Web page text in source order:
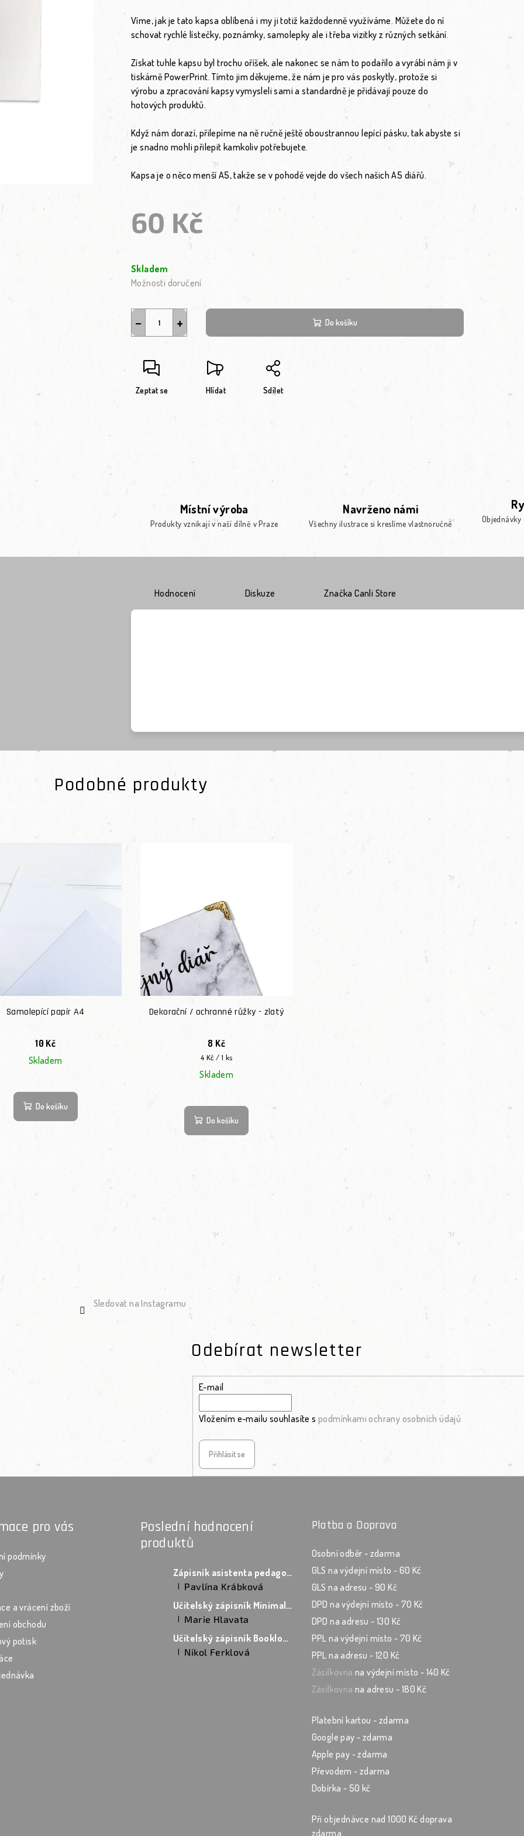
Víme, jak je tato kapsa oblíbená i my ji totiž každodenně využíváme. Můžete do ní
schovat rychlé lístečky, poznámky, samolepky ale i třeba vizitky z různých setkání.
Získat tuhle kapsu byl trochu oříšek, ale nakonec se nám to podařilo a vyrábí nám ji v
tiskárně PowerPrint. Tímto jim děkujeme, že nám je pro vás poskytly, protože si
výrobu a zpracování kapsy vymysleli sami a standardně je přidávají pouze do
hotových produktů.
Když nám dorazí, přilepíme na ně ručně ještě oboustrannou lepící pásku, tak abyste si
je snadno mohli přilepit kamkoliv potřebujete.
Kapsa je o něco menší A5, takže se v pohodě vejde do všech našich A5 diářů.
60 Kč
Skladem
Možnosti doručení
+
− Do košíku
Zeptat se Hlídat Sdílet
Místní výroba
Produkty vznikají v naší dílně v Praze
Navrženo námi
Všechny ilustrace si kreslíme vlastnoručně Objednávky
Hodnocení Diskuze Značka Canli Store
Podobné produkty
Samolepící papír A4
10 Kč
Skladem
Do košíku
Dekorační / ochranné růžky - zlatý
8 Kč
Měrná cena:
4 Kč / 1 ks
Skladem
Do košíku
Sledovat na Instagramu
Odebírat newsletter
E-mail
Vložením e-mailu souhlasíte s podmínkami ochrany osobních údajů
Přihlásit se
pro vás
podmínky
a vrácení zboží
obchodu
potisk
Poslední hodnocení
produktů
Zápisník asistenta pedagoga v šanonu Les
Hodnocení produktu je 5 z 5 hvězdiček.
| Pavlína Krábková
Učitelský zápisník Minimalist
Hodnocení produktu je 5 z 5 hvězdiček.
| Marie Hlavata
Učitelský zápisník Booklover
Hodnocení produktu je 5 z 5 hvězdiček.
| Nikol Ferklová
Platba a Doprava
Osobní odběr - zdarma
GLS na výdejní místo - 60 Kč
GLS na adresu - 90 Kč
DPD na výdejní místo - 70 Kč
DPD na adresu - 130 Kč
PPL na výdejní místo - 70 Kč
PPL na adresu - 120 Kč
Zásilkovna na výdejní místo - 140 Kč
Zásilkovna na adresu - 180 Kč
Platební kartou - zdarma
Google pay - zdarma
Apple pay - zdarma
Převodem - zdarma
Dobírka - 50 kč
Při objednávce nad 1000 Kč doprava
zdarma